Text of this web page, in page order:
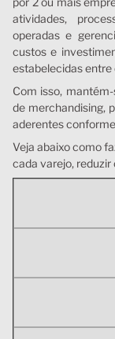
atividades,
operadas e
custos e
estabelecidas entre
Com isso,
de merchandising,
aderentes
Veja abaixo como
cada varejo,